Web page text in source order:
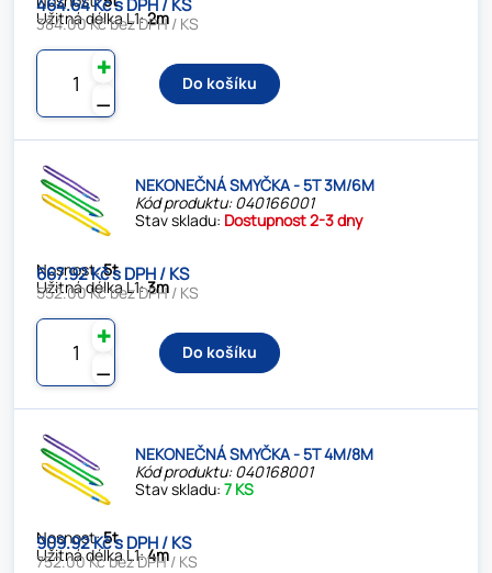
Užitná délka L1:2m
464.64 Kč s DPH / KS
384.00 Kč bez DPH / KS
⚊
✚
Do košíku
NEKONEČNÁ SMYČKA - 5T 3M/6M
Kód produktu: 040166001
Stav skladu: Dostupnost 2-3 dny
Nosnost:5t
Užitná délka L1:3m
667.92 Kč s DPH / KS
552.00 Kč bez DPH / KS
⚊
✚
Do košíku
NEKONEČNÁ SMYČKA - 5T 4M/8M
Kód produktu: 040168001
Stav skladu:7 KS
Nosnost:5t
Užitná délka L1:4m
909.92 Kč s DPH / KS
752.00 Kč bez DPH / KS